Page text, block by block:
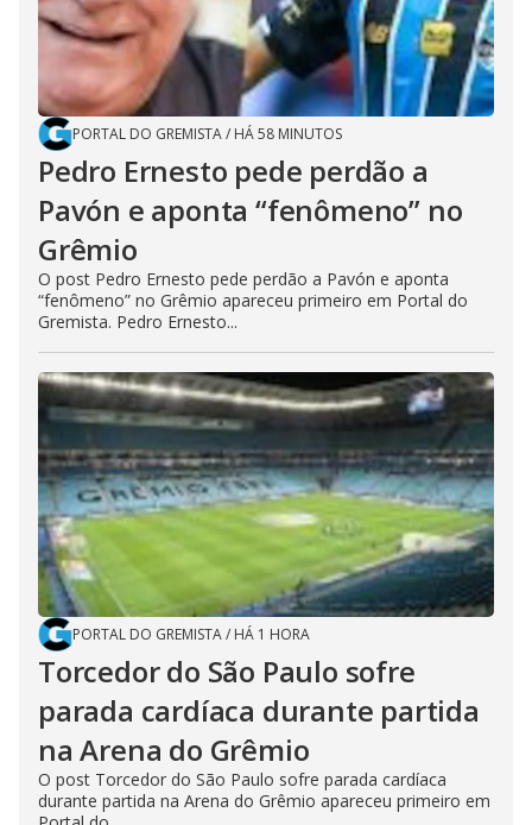
PORTAL DO GREMISTA/ HÁ 58 MINUTOS
Pedro Ernesto pede perdão a
Pavón e aponta “fenômeno” no
Grêmio
O post Pedro Ernesto pede perdão a Pavón e aponta
“fenômeno” no Grêmio apareceu primeiro em Portal do
Gremista. Pedro Ernesto...
PORTAL DO GREMISTA/ HÁ 1 HORA
Torcedor do São Paulo sofre
parada cardíaca durante partida
na Arena do Grêmio
O post Torcedor do São Paulo sofre parada cardíaca
durante partida na Arena do Grêmio apareceu primeiro em